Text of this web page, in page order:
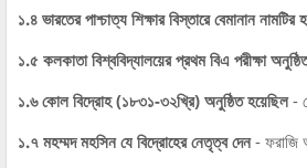
১.৪ ভারতের পাশ্চাত্য শিক্ষার বিস্তারে বেমানান নামটির
১.৫ কলকাতা বিশ্ববিদ্যালয়ের প্রথম বিএ পরীক্ষা
১.৬ কোল বিদ্রোহ (১৮৩১-৩২খ্রি) অনুষ্ঠিত হয়েছিল-
১.৭ মহম্মদ মহসিন যে বিদ্রোহের নেতৃত্ব দেন- ফরাজি